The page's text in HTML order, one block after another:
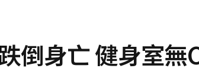
倒身亡 健身室無